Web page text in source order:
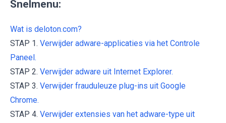
Snelmenu:
Wat is deloton.com?
STAP 1. Verwijder adware-applicaties via het Controle
Paneel.
STAP 2. Verwijder adware uit Internet Explorer.
STAP 3. Verwijder frauduleuze plug-ins uit Google
Chrome.
STAP 4. Verwijder extensies van het adware-type uit